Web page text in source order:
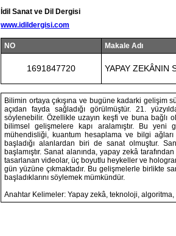
İdil Sanat ve Dil Dergisi
www.idildergisi.com
NO Makale Adı
1691847720 YAPAY ZEKÂNIN
Bilimin ortaya çıkışına ve bugüne kadarki gelişim
açıdan fayda sağladığı görülmüştür. 21.
söylenebilir. Özellikle uzayın keşfi ve buna bağlı
bilimsel gelişmelere kapı aralamıştır. Bu yeni
mühendisliği, kuantum hesaplama ve bilgi
başladığı alanlardan biri de sanat olmuştur.
başlamıştır. Sanat alanında, yapay zekâ
tasarlanan videolar, üç boyutlu heykeller ve
gün yüzüne çıkmaktadır. Bu gelişmelerle birlikte
başladıklarını söylemek mümkündür.
Anahtar Kelimeler: Yapay zekâ, teknoloji,